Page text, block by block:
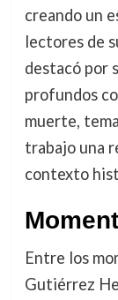
creando un
lectores de
destacó por
profundos
muerte,
trabajo una
contexto
Entre los
Gutiérrez